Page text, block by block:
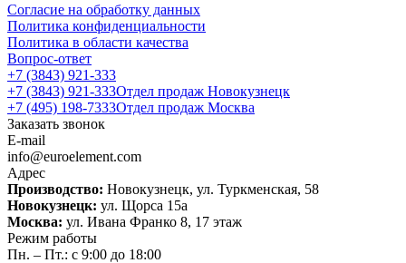
Согласие на обработку данных
Политика конфиденциальности
Политика в области качества
Вопрос-ответ
+7 (3843) 921-333
+7 (3843) 921-333Отдел продаж Новокузнецк
+7 (495) 198-7333Отдел продаж Москва
Заказать звонок
E-mail
info@euroelement.com
Адрес
Производство: Новокузнецк, ул. Туркменская, 58
Новокузнецк: ул. Щорса 15а
Москва: ул. Ивана Франко 8, 17 этаж
Режим работы
Пн. – Пт.: с 9:00 до 18:00